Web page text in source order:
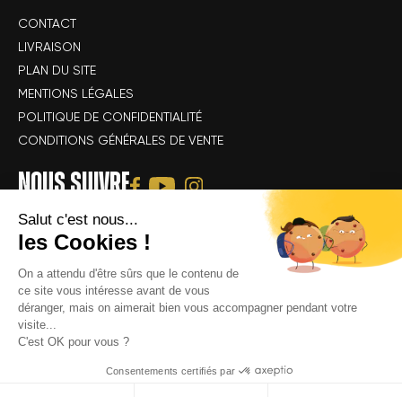
CONTACT
LIVRAISON
PLAN DU SITE
MENTIONS LÉGALES
POLITIQUE DE CONFIDENTIALITÉ
CONDITIONS GÉNÉRALES DE VENTE
NOUS SUIVRE
Tous droits réservés Alsace Velo Passion © -Achat & location de vélos
électriques : VTT, VTC, vélo de route, vélo gravel, speedbike, vélo
cargo électrique
Salut c'est nous...
les Cookies !
On a attendu d'être sûrs que le contenu de
ce site vous intéresse avant de vous
déranger, mais on aimerait bien vous accompagner pendant votre
visite...
C'est OK pour vous ?
Consentements certifiés par